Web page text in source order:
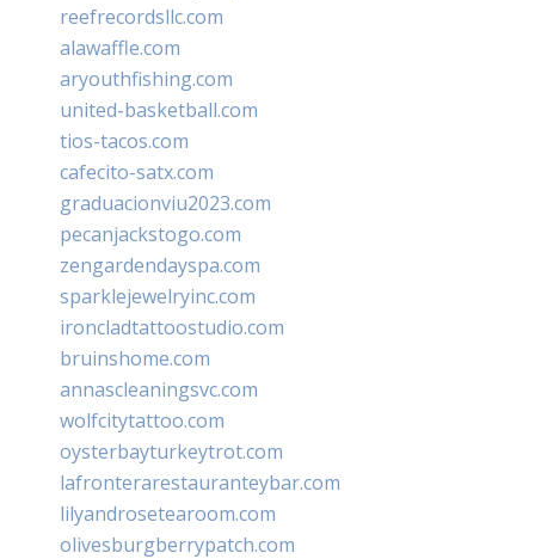
reefrecordsllc.com
alawaffle.com
aryouthfishing.com
united-basketball.com
tios-tacos.com
cafecito-satx.com
graduacionviu2023.com
pecanjackstogo.com
zengardendayspa.com
sparklejewelryinc.com
ironcladtattoostudio.com
bruinshome.com
annascleaningsvc.com
wolfcitytattoo.com
oysterbayturkeytrot.com
lafronterarestauranteybar.com
lilyandrosetearoom.com
olivesburgberrypatch.com